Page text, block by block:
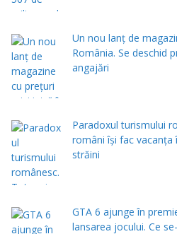
Un nou lanț de
România. Se deschid
angajări
Paradoxul turismului
români își fac vacanța
străini
GTA 6 ajunge în
lansarea jocului. Ce